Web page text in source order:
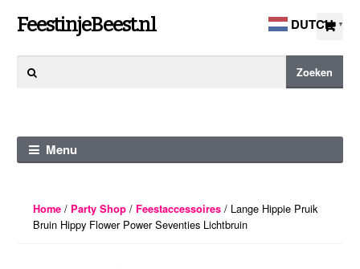
Ga
naar
navigatie
Ga
naar
de
FeestinjeBeest.nl
naar:
Zoeken
Menu
Home/ Party Shop/ Feestaccessoires/ Lange Hippie Pruik
Bruin Hippy Flower Power Seventies Lichtbruin
DUTCH ▼